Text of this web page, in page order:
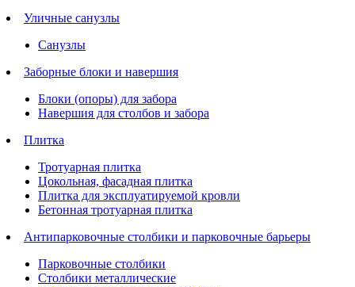
Уличные санузлы
Санузлы
Заборные блоки и навершия
Блоки (опоры) для забора
Навершия для столбов и забора
Плитка
Тротуарная плитка
Цокольная, фасадная плитка
Плитка для эксплуатируемой кровли
Бетонная тротуарная плитка
Антипарковочные столбики и парковочные барьеры
Парковочные столбики
Столбики металлические